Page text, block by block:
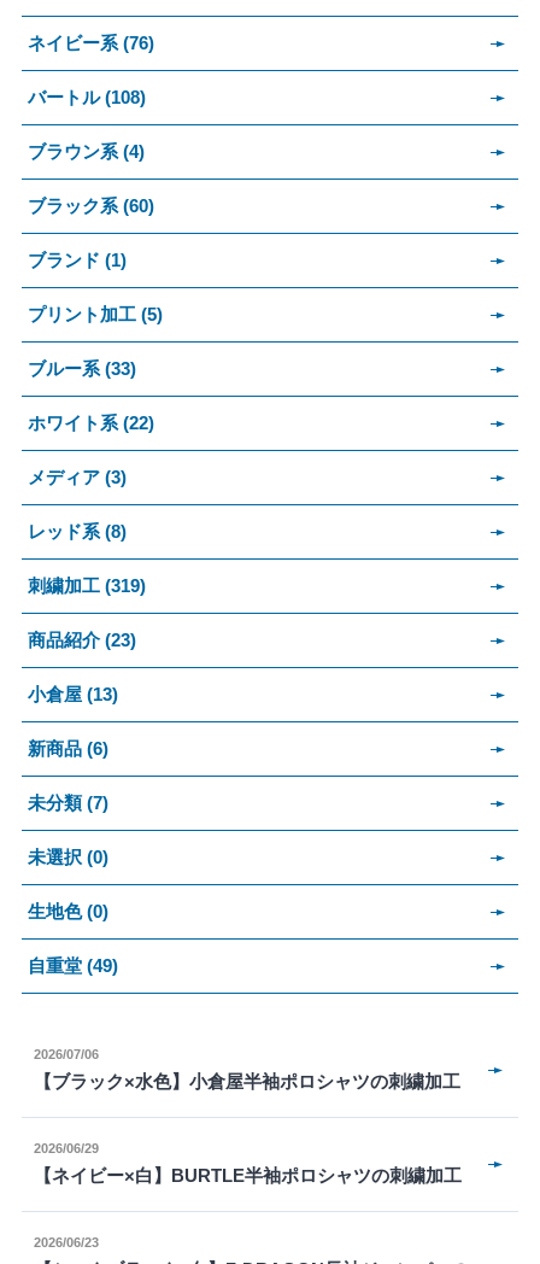
ネイビー系 (76)
バートル (108)
ブラウン系 (4)
ブラック系 (60)
ブランド (1)
プリント加工 (5)
ブルー系 (33)
ホワイト系 (22)
メディア (3)
レッド系 (8)
刺繍加工 (319)
商品紹介 (23)
小倉屋 (13)
新商品 (6)
未分類 (7)
未選択 (0)
生地色 (0)
自重堂 (49)
2026/07/06
【ブラック×水色】小倉屋半袖ポロシャツの刺繍加工
2026/06/29
【ネイビー×白】BURTLE半袖ポロシャツの刺繍加工
2026/06/23